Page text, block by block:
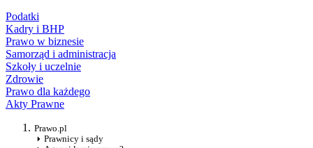
Podatki
Kadry i BHP
Prawo w biznesie
Samorząd i administracja
Szkoły i uczelnie
Zdrowie
Prawo dla każdego
Akty Prawne
Prawo.pl
Prawnicy i sądy